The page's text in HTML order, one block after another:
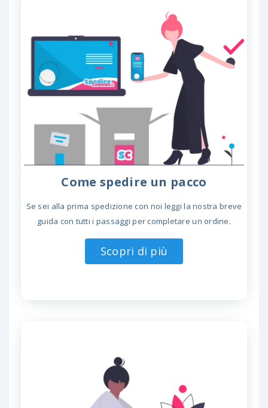
Come spedire un pacco
Se sei alla prima spedizione con noi leggi la nostra breve
guida con tutti i passaggi per completare un ordine.
Scopri di più